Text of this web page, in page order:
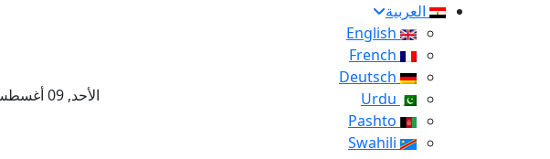
العربية
الأحد, 09 أغسطس 2026 – 26 صفر 1448 هـ